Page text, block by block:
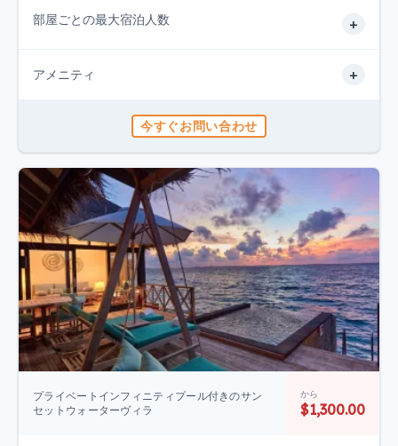
部屋ごとの最大宿泊人数 +
アメニティ +
今すぐお問い合わせ
プライベートインフィニティプール付きのサン
セットウォーターヴィラ
から
$1,300.00